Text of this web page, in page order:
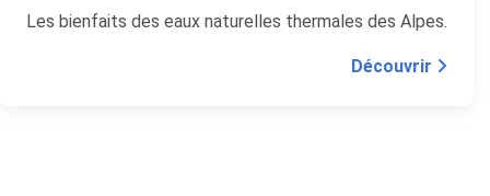
Les bienfaits des eaux naturelles thermales des Alpes.
Découvrir